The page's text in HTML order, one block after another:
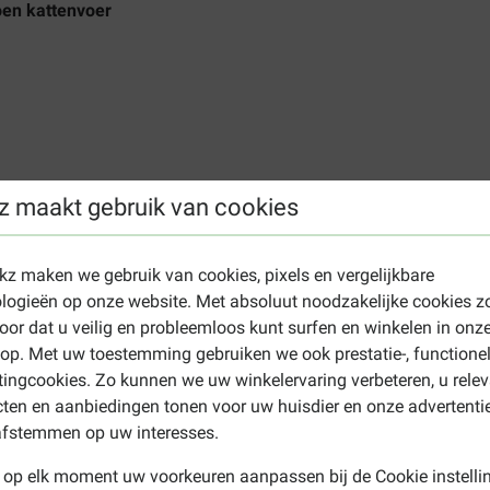
maakt gebruik van cookies
maken we gebruik van cookies, pixels en vergelijkbare
op onze website. Met absoluut noodzakelijke cookies
dat u veilig en probleemloos kunt surfen en winkelen in
Met uw toestemming gebruiken we ook prestatie-,
Zo kunnen we uw winkelervaring verbeteren, u
en aanbiedingen tonen voor uw huisdier en onze
op uw interesses.
op elk moment uw voorkeuren aanpassen bij de Cookie
kattenvoer
met kalkoen kattenvoer
kalkoeneiwitten, erwteneiwit, varkensvet,
Delbrueckii en Fermentum poeder 0,025%), gist, visolie.
celstof (2%), Omega 6-vetzuren (2%), Omega 3-vetzuren